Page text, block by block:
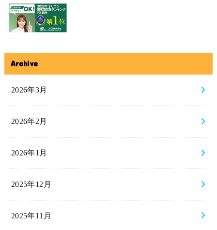
Archive
2026年3月
2026年2月
2026年1月
2025年12月
2025年11月